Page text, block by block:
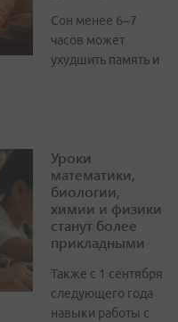
Сон менее 6–7
часов может
ухудшить память и
Уроки
математики,
биологии,
химии и физики
станут более
прикладными
Также с 1 сентября
следующего года
навыки работы с